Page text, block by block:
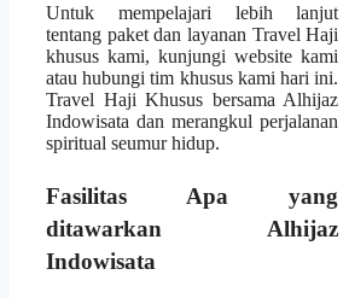
Untuk mempelajari lebih lanjut
tentang paket dan layanan Travel Haji
khusus kami, kunjungi website kami
atau hubungi tim khusus kami hari ini.
Travel Haji Khusus bersama Alhijaz
Indowisata dan merangkul perjalanan
spiritual seumur hidup.
Fasilitas Apa yang
ditawarkan Alhijaz
Indowisata